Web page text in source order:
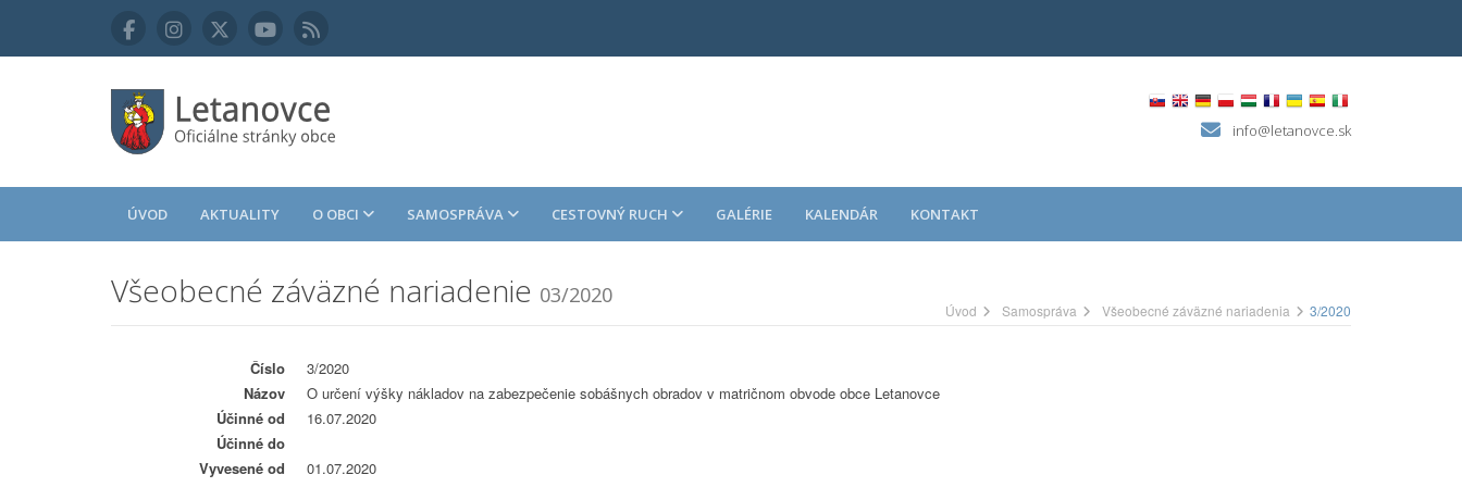
info@letanovce.sk
ÚVOD AKTUALITY O OBCI SAMOSPRÁVA CESTOVNÝ RUCH GALÉRIE KALENDÁR KONTAKT
Všeobecné záväzné nariadenie 03/2020
Úvod Samospráva Všeobecné záväzné nariadenia 3/2020
Číslo
3/2020
Názov
O určení výšky nákladov na zabezpečenie sobášnych obradov v matričnom obvode obce Letanovce
Účinné od
16.07.2020
Účinné do
Vyvesené od
01.07.2020